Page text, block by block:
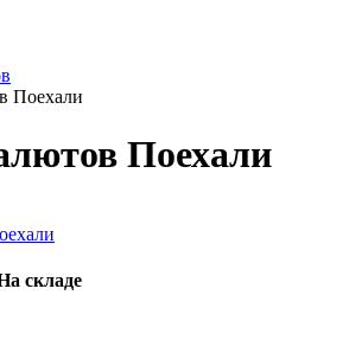
Поехали
Поехали
складе